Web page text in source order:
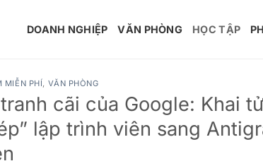
DOANH NGHIỆP VĂN PHÒNG HỌC TẬP
MIỄN PHÍ, VĂN PHÒNG
cãi của Google: Khai
lập trình viên sang